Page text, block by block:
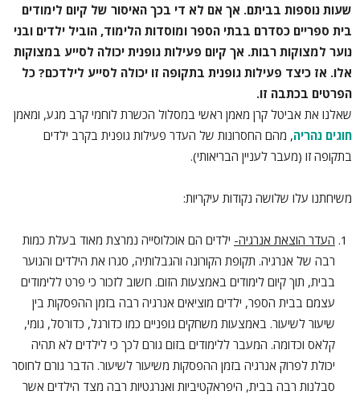
שעות נוספות בביתם. אך אם לא די בכך האיסור של קיום לימודים
בית ספריים כסדרם בבתי הספר ומוסדות הלימוד, הוביל ילדים ובני
נוער למצוקות רבות. אך קיום פעילות גופנית יכולה לסייע במצוקות
אלו. אז כיצד פעילות גופנית בתקופה זו יכולה לסייע לילדכם? כל
הפרטים בכתבה זו.
שאלנו את אביטל קרן מאמן ראשי במסלול הכשרת לוחמי קרב מגע, ומאמן
חוגים נהריה, מהם החסרונות של העדר פעילות גופנית בקרב ילדים
בתקופה זו (מעבר לעניין הבריאותי).
משיחתנו עלו שלושה נקודות עיקריות:
העדר הוצאת אנרגיה- ילדים הם אוכלוסייה נמרצת מאוד בעלת כמות
רבה של אנרגיה. תקופת הקורונה והגבלותיה, סגרו את הילדים והנוער
בבית, תוך קיום לימודים באמצעות הזום. חשוב לזכור כי פרט ללימודים
עצמם בבית הספר, ילדים מוציאים אנרגיה רבה בזמן ההפסקות בין
שיעור לשיעור. באמצעות משחקים גופניים כמו כדורגל, כדורסל, גומי,
קלאס וכדומה. המעבר ללימודים בזום גורם לכך כי לילדים לא תהיה
יכולת לפרוק אנרגיה בזמן ההפסקות משיעור לשיעור. הדבר גורם לחוסר
סבלנות רבה בבית, היפראקטיביות ואנרגטיות רבה מצד הילדים אשר